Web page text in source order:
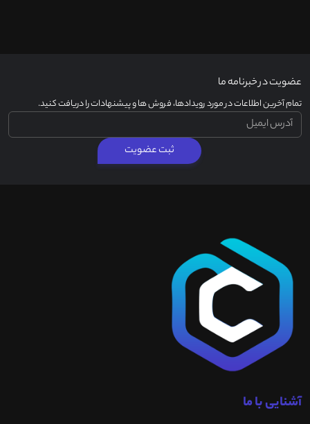
عضویت در خبرنامه ما
تمام آخرین اطلاعات در مورد رویدادها، فروش ها و پیشنهادات را دریافت کنید.
ثبت عضویت
آشنایی با ما